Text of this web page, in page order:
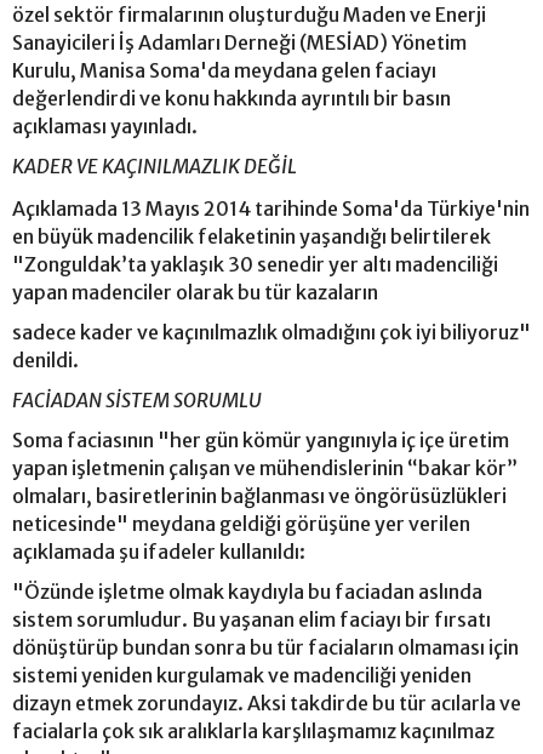
özel sektör firmalarının oluşturduğu Maden ve Enerji
Sanayicileri İş Adamları Derneği (MESİAD) Yönetim
Kurulu, Manisa Soma'da meydana gelen faciayı
değerlendirdi ve konu hakkında ayrıntılı bir basın
açıklaması yayınladı.
KADER VE KAÇINILMAZLIK DEĞİL
Açıklamada 13 Mayıs 2014 tarihinde Soma'da Türkiye'nin
en büyük madencilik felaketinin yaşandığı belirtilerek
"Zonguldak’ta yaklaşık 30 senedir yer altı madenciliği
yapan madenciler olarak bu tür kazaların
sadece kader ve kaçınılmazlık olmadığını çok iyi biliyoruz"
denildi.
FACİADAN SİSTEM SORUMLU
Soma faciasının "her gün kömür yangınıyla iç içe üretim
yapan işletmenin çalışan ve mühendislerinin “bakar kör”
olmaları, basiretlerinin bağlanması ve öngörüsüzlükleri
neticesinde" meydana geldiği görüşüne yer verilen
açıklamada şu ifadeler kullanıldı:
"Özünde işletme olmak kaydıyla bu faciadan aslında
sistem sorumludur. Bu yaşanan elim faciayı bir fırsatı
dönüştürüp bundan sonra bu tür faciaların olmaması için
sistemi yeniden kurgulamak ve madenciliği yeniden
dizayn etmek zorundayız. Aksi takdirde bu tür acılarla ve
facialarla çok sık aralıklarla karşlılaşmamız kaçınılmaz